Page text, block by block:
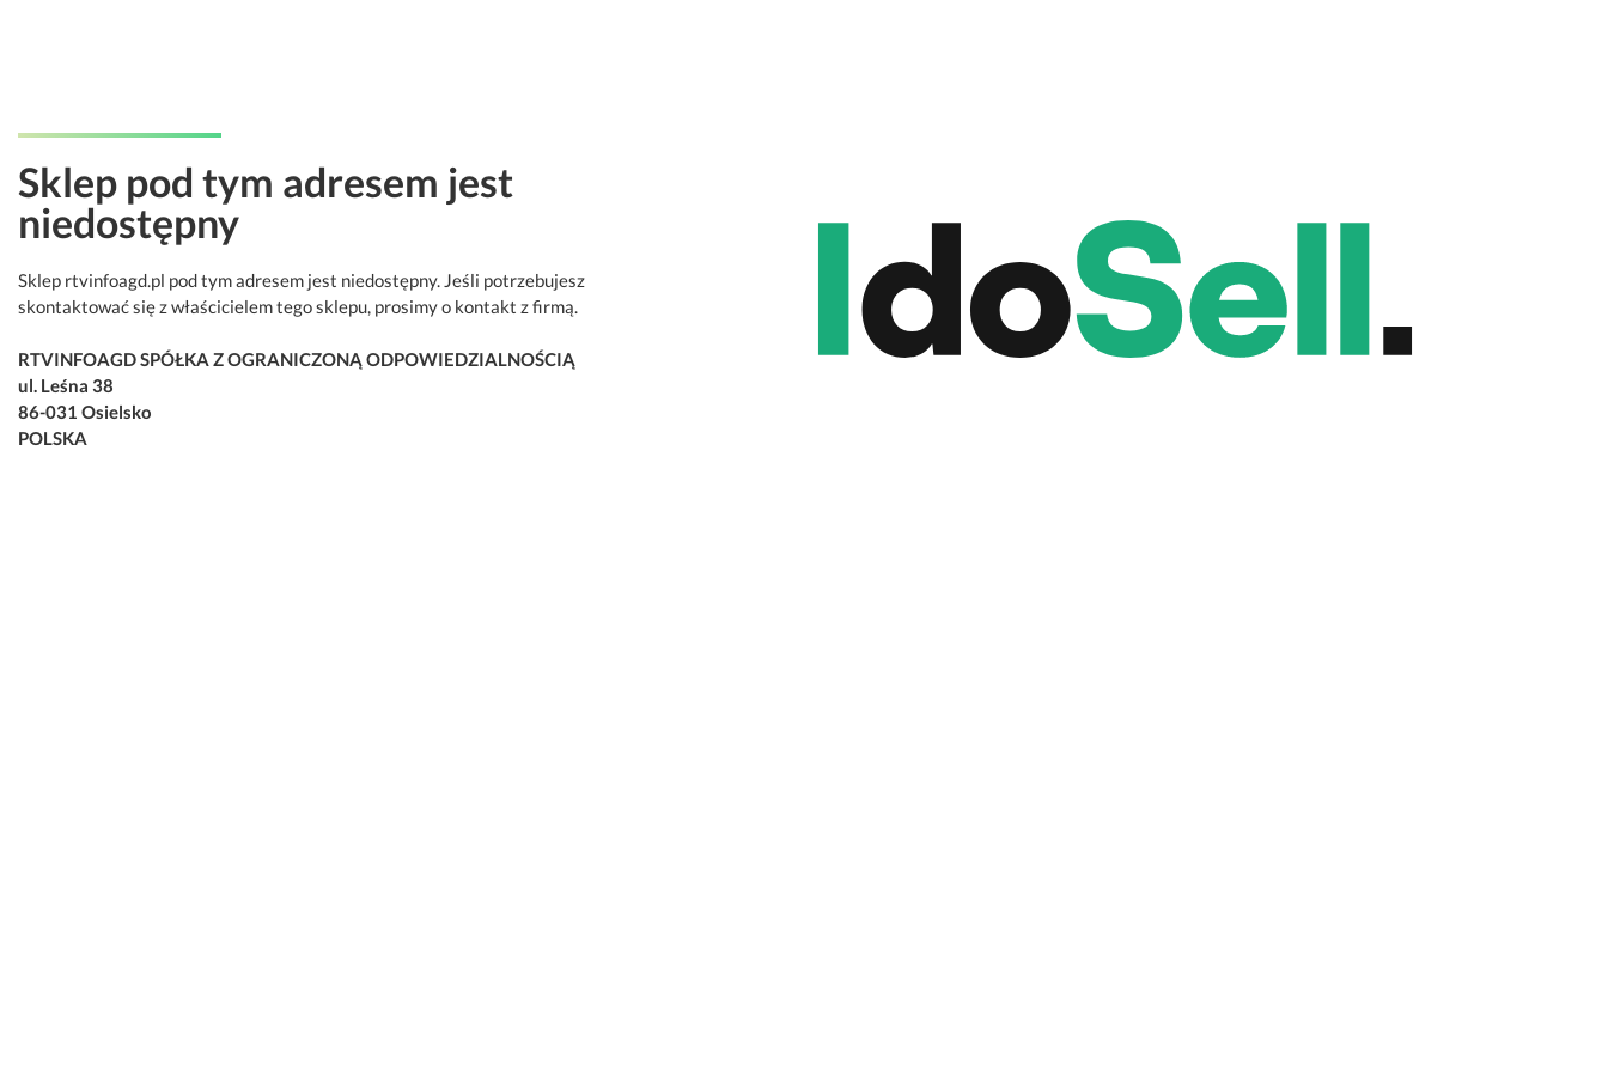
Sklep pod tym adresem jest
niedostępny
Sklep rtvinfoagd.pl pod tym adresem jest niedostępny. Jeśli potrzebujesz
skontaktować się z właścicielem tego sklepu, prosimy o kontakt z firmą.
RTVINFOAGD SPÓŁKA Z OGRANICZONĄ ODPOWIEDZIALNOŚCIĄ
ul. Leśna 38
86-031 Osielsko
POLSKA